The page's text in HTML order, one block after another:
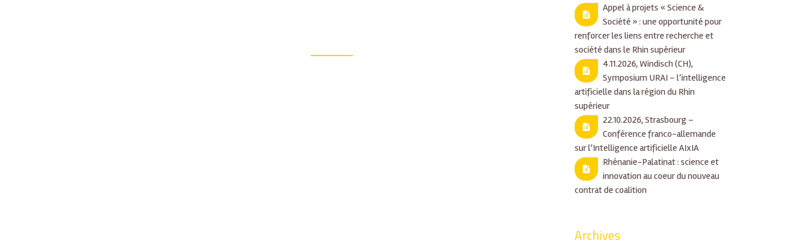
Appel à projets « Science &
Société » : une opportunité pour
renforcer les liens entre recherche et
société dans le Rhin supérieur
4.11.2026, Windisch (CH),
Symposium URAI – l’intelligence
artificielle dans la région du Rhin
supérieur
22.10.2026, Strasbourg –
Conférence franco-allemande
sur l’Intelligence artificielle AIxIA
Rhénanie-Palatinat : science et
innovation au coeur du nouveau
contrat de coalition
Archives